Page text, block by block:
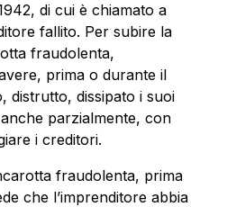
di cui è chiamato a
fallito. Per subire la
fraudolenta,
prima o durante il
distrutto, dissipato i suoi
parzialmente, con
i creditori.
fraudolenta, prima
che l’imprenditore abbia